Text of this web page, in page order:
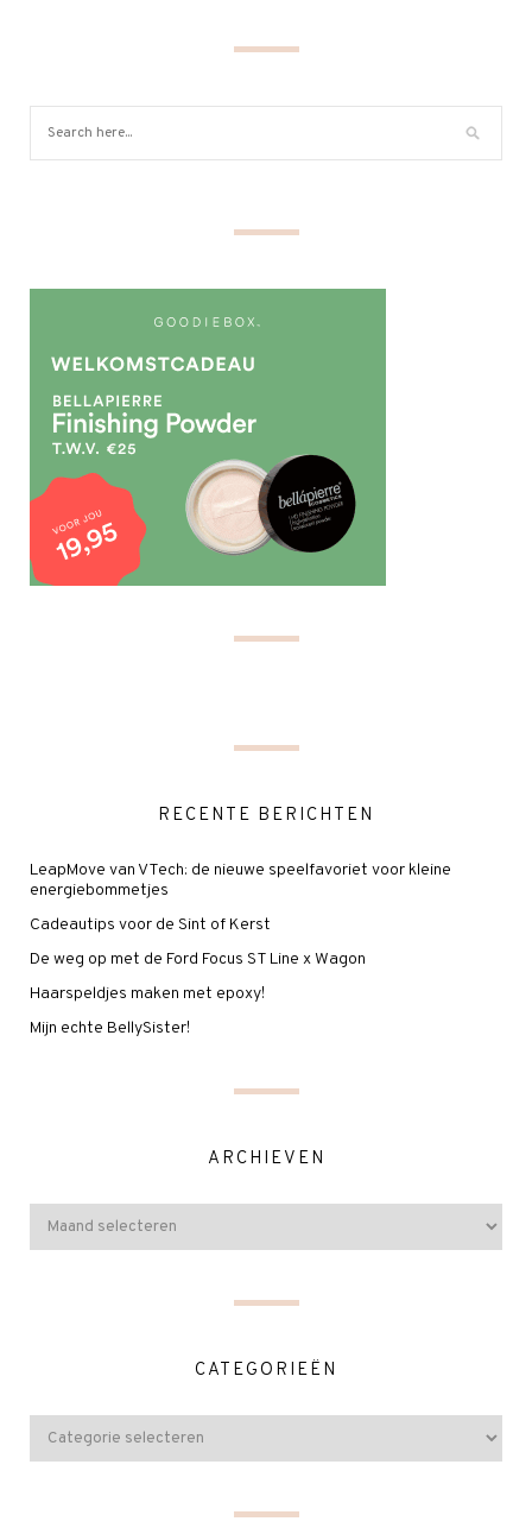
RECENTE BERICHTEN
LeapMove van VTech: de nieuwe speelfavoriet voor kleine
energiebommetjes
Cadeautips voor de Sint of Kerst
De weg op met de Ford Focus ST Line x Wagon
Haarspeldjes maken met epoxy!
Mijn echte BellySister!
ARCHIEVEN
CATEGORIEËN